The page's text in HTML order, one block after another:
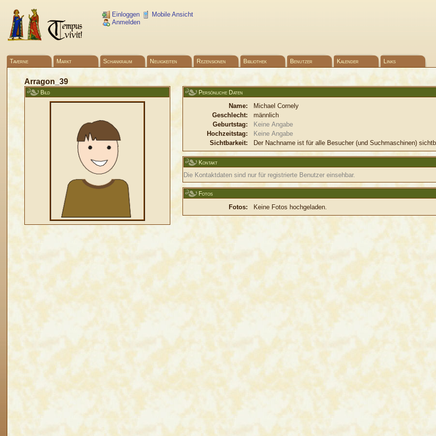
Einloggen
Anmelden
Mobile Ansicht
Taverne Markt Schankraum Neuigkeiten Rezensionen Bibliothek Benutzer Kalender Links
Arragon_39
Bild Persönliche Daten
Name:
Michael Cornely
Geschlecht:
männlich
Geburtstag:
Keine Angabe
Hochzeitstag:
Keine Angabe
Sichtbarkeit:
Der Nachname ist für alle Besucher (und Suchmaschinen)
Kontakt
Die Kontaktdaten sind nur für registrierte Benutzer einsehbar.
Fotos
Fotos: Keine Fotos hochgeladen.